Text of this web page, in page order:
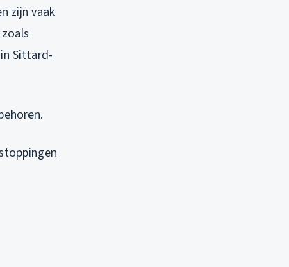
zijn vaak
Sittard-